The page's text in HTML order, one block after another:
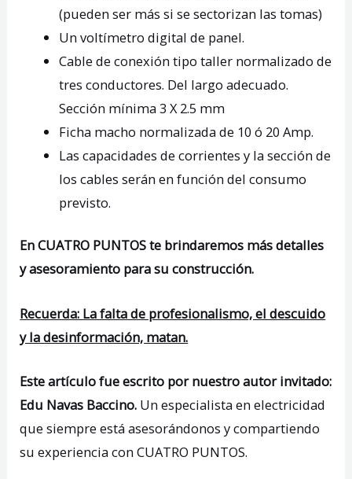
(pueden ser más si se sectorizan las tomas)
Un voltímetro digital de panel.
Cable de conexión tipo taller normalizado de
tres conductores. Del largo adecuado.
Sección mínima 3 X 2.5 mm
Ficha macho normalizada de 10 ó 20 Amp.
Las capacidades de corrientes y la sección de
los cables serán en función del consumo
previsto.
EnCUATRO PUNTOSte brindaremos más detalles
y asesoramiento para su construcción.
Recuerda: La falta de profesionalismo, el descuido
y la desinformación, matan.
Este artículo fue escrito por nuestro autor invitado:
Edu Navas Baccino. Un especialista en electricidad
que siempre está asesorándonos y compartiendo
su experiencia con CUATRO PUNTOS.